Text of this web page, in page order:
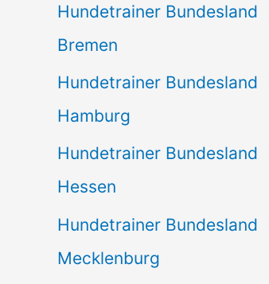
Hundetrainer Bundesland
Bremen
Hundetrainer Bundesland
Hamburg
Hundetrainer Bundesland
Hessen
Hundetrainer Bundesland
Mecklenburg